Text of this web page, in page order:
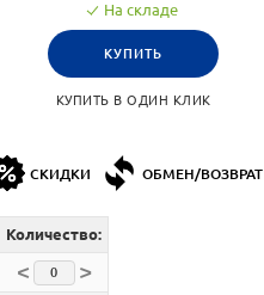
На складе
КУПИТЬ
КУПИТЬ В ОДИН КЛИК
СКИДКИ ОБМЕН/ВОЗВРАТ
Количество:
< >